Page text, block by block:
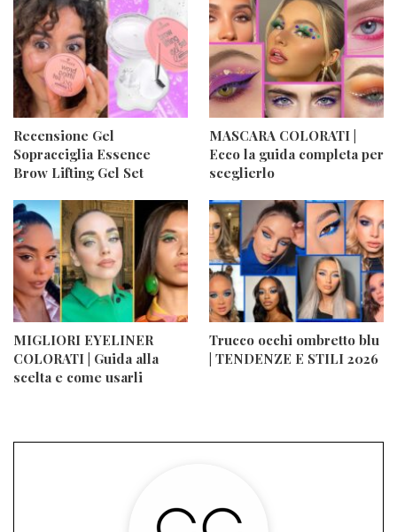
Recensione Gel
Sopracciglia Essence
Brow Lifting Gel Set
MASCARA COLORATI |
Ecco la guida completa per
sceglierlo
MIGLIORI EYELINER
COLORATI | Guida alla
scelta e come usarli
Trucco occhi ombretto blu
| TENDENZE E STILI 2026